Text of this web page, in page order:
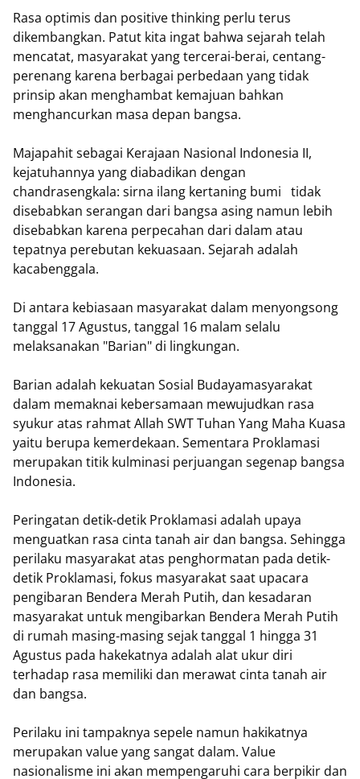
Rasa optimis dan positive thinking perlu terus
dikembangkan. Patut kita ingat bahwa sejarah telah
mencatat, masyarakat yang tercerai-berai, centang-
perenang karena berbagai perbedaan yang tidak
prinsip akan menghambat kemajuan bahkan
menghancurkan masa depan bangsa.
Majapahit sebagai Kerajaan Nasional Indonesia II,
kejatuhannya yang diabadikan dengan
chandrasengkala: sirna ilang kertaning bumi tidak
disebabkan serangan dari bangsa asing namun lebih
disebabkan karena perpecahan dari dalam atau
tepatnya perebutan kekuasaan. Sejarah adalah
kacabenggala.
Di antara kebiasaan masyarakat dalam menyongsong
tanggal 17 Agustus, tanggal 16 malam selalu
melaksanakan "Barian" di lingkungan.
Barian adalah kekuatan Sosial Budayamasyarakat
dalam memaknai kebersamaan mewujudkan rasa
syukur atas rahmat Allah SWT Tuhan Yang Maha Kuasa
yaitu berupa kemerdekaan. Sementara Proklamasi
merupakan titik kulminasi perjuangan segenap bangsa
Indonesia.
Peringatan detik-detik Proklamasi adalah upaya
menguatkan rasa cinta tanah air dan bangsa. Sehingga
perilaku masyarakat atas penghormatan pada detik-
detik Proklamasi, fokus masyarakat saat upacara
pengibaran Bendera Merah Putih, dan kesadaran
masyarakat untuk mengibarkan Bendera Merah Putih
di rumah masing-masing sejak tanggal 1 hingga 31
Agustus pada hakekatnya adalah alat ukur diri
terhadap rasa memiliki dan merawat cinta tanah air
dan bangsa.
Perilaku ini tampaknya sepele namun hakikatnya
merupakan value yang sangat dalam. Value
nasionalisme ini akan mempengaruhi cara berpikir dan